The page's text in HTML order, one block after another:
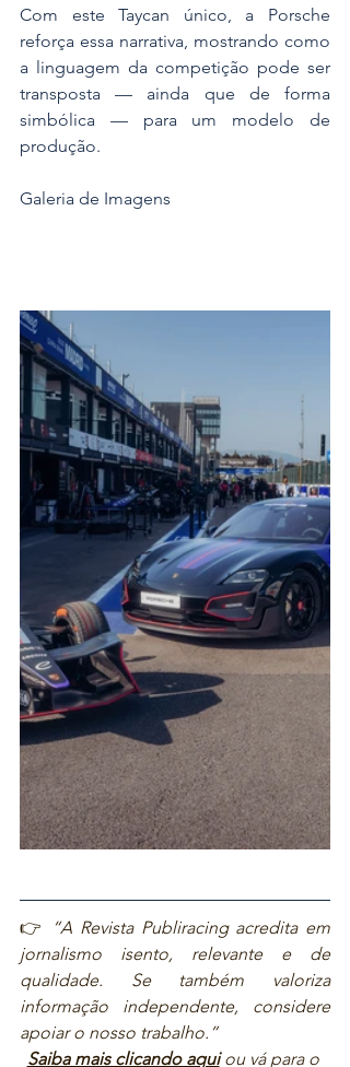
Com este Taycan único, a Porsche
reforça essa narrativa, mostrando como
a linguagem da competição pode ser
transposta — ainda que de forma
simbólica — para um modelo de
produção.
Galeria de Imagens
👉
“A Revista Publiracing acredita em
jornalismo isento, relevante e de
qualidade. Se também valoriza
informação independente, considere
apoiar o nosso trabalho.”
Saiba mais clicando aqui ou vá para o